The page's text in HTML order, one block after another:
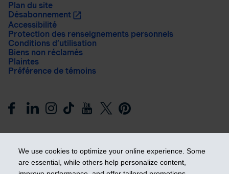
We use cookies to optimize your online experience. Some
are essential, while others help personalize content,
Plan du site
Désabonnement
Accessibilité
Protection des renseignements personnels
Conditions d’utilisation
Biens non réclamés
Plaintes
Préférence de témoins